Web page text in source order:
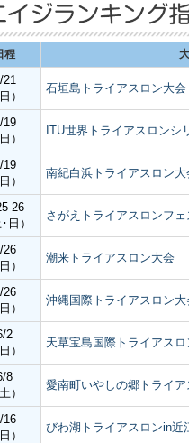
程
21
）
石垣島トライアスロン大会
19
）
ITU世界トライアスロンシ
19
）
南紀白浜トライアスロン大
26
日）
さがえトライアスロンフ
26
）
潮来トライアスロン大会
26
）
沖縄国際トライアスロン大
2
）
天草宝島国際トライアス
8
）
愛南町いやしの郷トライ
16
）
びわ湖トライアスロンin近